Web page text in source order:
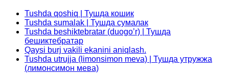
Tushda qoshiq | Тушда кошик
Tushda sumalak | Тушда сумалак
Tushda beshiktebratar (duogo’r) | Тушда
бешиктебратар
Qaysi burj vakili ekanini aniqlash.
Tushda utrujja (limonsimon meva) | Тушда утружжа
(лимонсимон мева)